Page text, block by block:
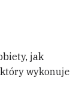
jak
wykonuje